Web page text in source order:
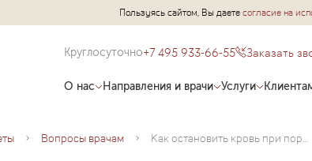
Пользуясь сайтом, Вы даетесогласие на
Круглосуточно+7 495 933-66-55 Заказать
О нас Направления и врачи Услуги
Вопросы врачам Как остановить кровь при порезе у ребенка?